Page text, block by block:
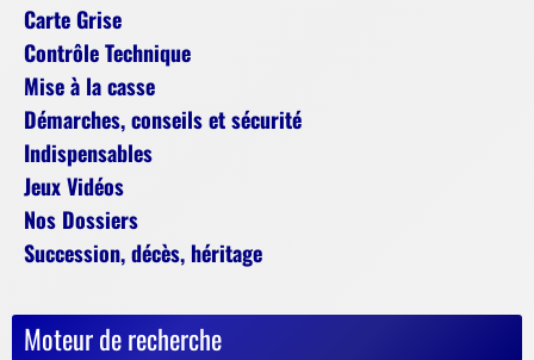
Carte Grise
Contrôle Technique
Mise à la casse
Démarches, conseils et sécurité
Indispensables
Jeux Vidéos
Nos Dossiers
Succession, décès, héritage
Moteur de recherche